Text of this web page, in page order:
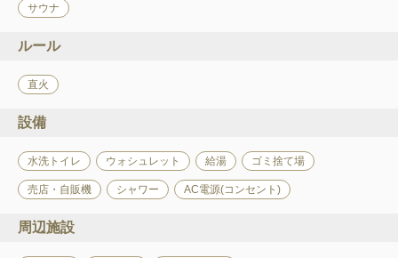
サウナ
ルール
直火
設備
水洗トイレ ウォシュレット 給湯 ゴミ捨て場
売店・自販機 シャワー AC電源(コンセント)
周辺施設